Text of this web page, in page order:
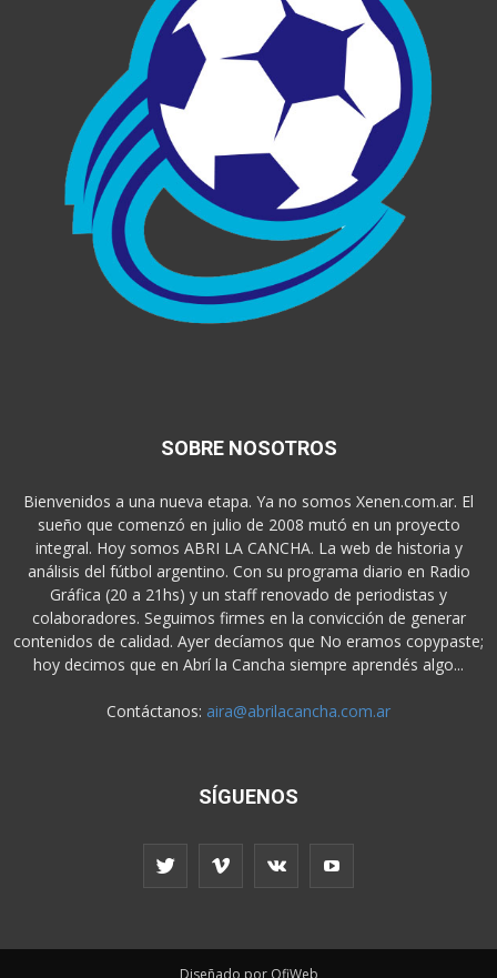
SOBRE NOSOTROS
Bienvenidos a una nueva etapa. Ya no somos Xenen.com.ar. El
sueño que comenzó en julio de 2008 mutó en un proyecto
integral. Hoy somos ABRI LA CANCHA. La web de historia y
análisis del fútbol argentino. Con su programa diario en Radio
Gráfica (20 a 21hs) y un staff renovado de periodistas y
colaboradores. Seguimos firmes en la convicción de generar
contenidos de calidad. Ayer decíamos que No eramos copypaste;
hoy decimos que en Abrí la Cancha siempre aprendés algo...
Contáctanos: aira@abrilacancha.com.ar
SÍGUENOS
Diseñado por OfiWeb